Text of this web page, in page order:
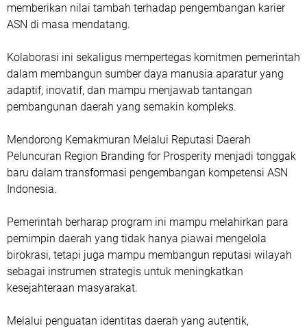
memberikan nilai tambah terhadap pengembangan karier
ASN di masa mendatang.
Kolaborasi ini sekaligus mempertegas komitmen pemerintah
dalam membangun sumber daya manusia aparatur yang
adaptif, inovatif, dan mampu menjawab tantangan
pembangunan daerah yang semakin kompleks.
Mendorong Kemakmuran Melalui Reputasi Daerah
‎Peluncuran Region Branding for Prosperity menjadi tonggak
baru dalam transformasi pengembangan kompetensi ASN
Indonesia.
Pemerintah berharap program ini mampu melahirkan para
pemimpin daerah yang tidak hanya piawai mengelola
birokrasi, tetapi juga mampu membangun reputasi wilayah
sebagai instrumen strategis untuk meningkatkan
kesejahteraan masyarakat.
Melalui penguatan identitas daerah yang autentik,